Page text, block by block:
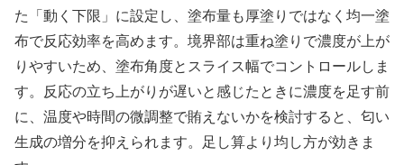
た「動く下限」に設定し、塗布量も厚塗りではなく均一塗
布で反応効率を高めます。境界部は重ね塗りで濃度が上が
りやすいため、塗布角度とスライス幅でコントロールしま
す。反応の立ち上がりが遅いと感じたときに濃度を足す前
に、温度や時間の微調整で賄えないかを検討すると、匂い
生成の増分を抑えられます。足し算より均し方が効きま